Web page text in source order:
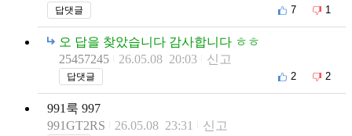
답댓글 7 1
오 답을 찾았습니다 감사합니다 ㅎㅎ
25457245
26.05.08 20:03 신고
답댓글 2 2
991룩 997
991GT2RS
26.05.08 23:31 신고